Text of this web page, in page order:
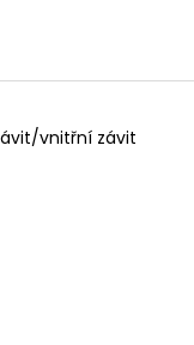
vnitřní závit